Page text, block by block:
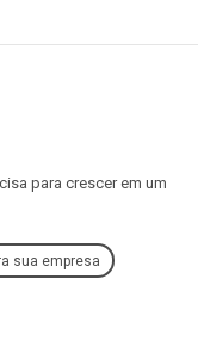
para crescer em um
sua empresa